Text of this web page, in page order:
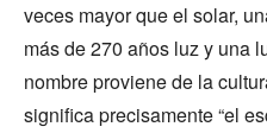
veces mayor que el solar,
más de 270 años luz y una
nombre proviene de la
significa precisamente “el